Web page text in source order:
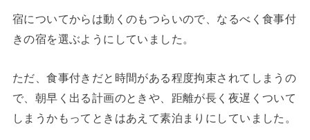
宿についてからは動くのもつらいので、なるべく食事付
きの宿を選ぶようにしていました。
ただ、食事付きだと時間がある程度拘束されてしまうの
で、朝早く出る計画のときや、距離が長く夜遅くついて
しまうかもってときはあえて素泊まりにしていました。